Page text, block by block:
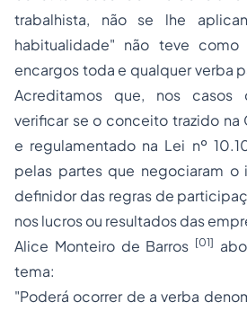
trabalhista, não se lhe
habitualidade" não teve como
encargos toda e qualquer verba
Acreditamos que, nos casos
verificar se o conceito trazido na
e regulamentado na Lei nº
pelas partes que negociaram o
definidor das regras de
nos lucros ou resultados das
Alice Monteiro de Barros [01]
tema:
"Poderá ocorrer de a verba